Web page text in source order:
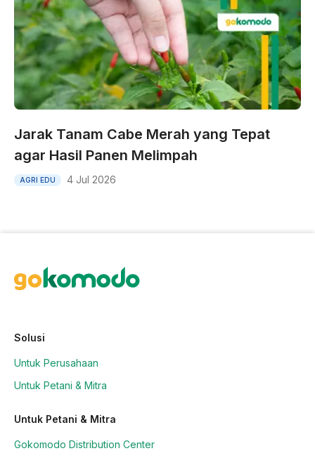
Jarak Tanam Cabe Merah yang Tepat
agar Hasil Panen Melimpah
AGRI EDU 4 Jul 2026
Solusi
Untuk Perusahaan
Untuk Petani & Mitra
Untuk Petani & Mitra
Gokomodo Distribution Center